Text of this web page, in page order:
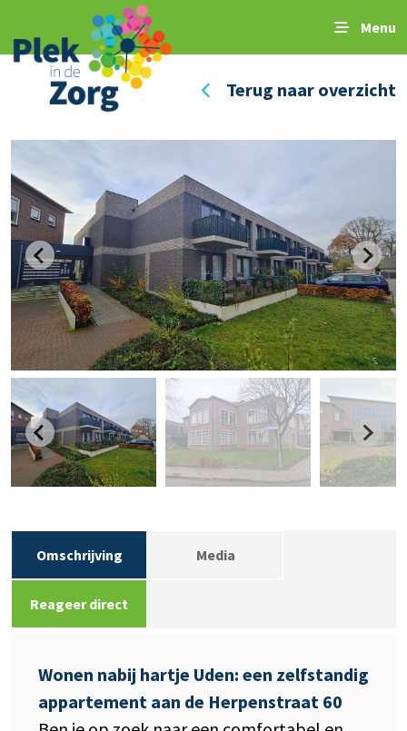
Menu
Terug naar overzicht
Omschrijving Media
Reageer direct
Wonen nabij hartje Uden: een zelfstandig
appartement aan de Herpenstraat 60